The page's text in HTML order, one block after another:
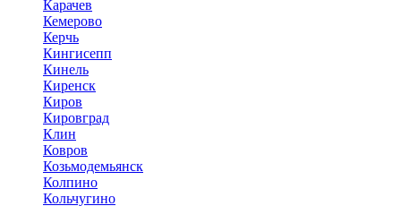
Карачев
Кемерово
Керчь
Кингисепп
Кинель
Киренск
Киров
Кировград
Клин
Ковров
Козьмодемьянск
Колпино
Кольчугино